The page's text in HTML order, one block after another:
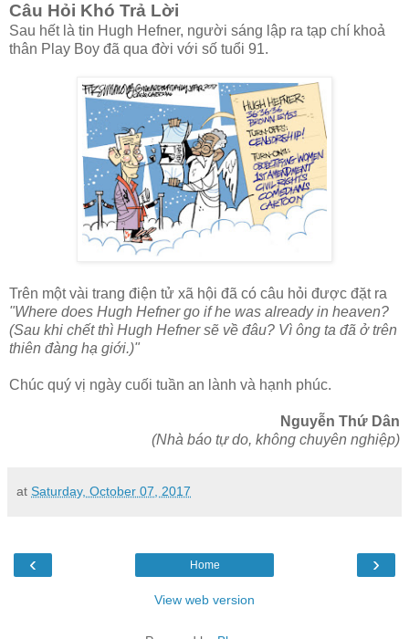
Câu Hỏi Khó Trả Lời
Sau hết là tin Hugh Hefner, người sáng lập ra tạp chí khoả
thân Play Boy đã qua đời với số tuổi 91.
Trên một vài trang điện tử xã hội đã có câu hỏi được đặt ra
"Where does Hugh Hefner go if he was already in heaven?
(Sau khi chết thì Hugh Hefner sẽ về đâu? Vì ông ta đã ở trên
thiên đàng hạ giới.)"
Chúc quý vị ngày cuối tuần an lành và hạnh phúc.
Nguyễn Thứ Dân
(Nhà báo tự do, không chuyên nghiệp)
at Saturday, October 07, 2017
‹ ›
Home
View web version